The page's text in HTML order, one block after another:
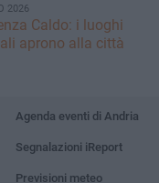
2026
Caldo: i luoghi
aprono alla città
Agenda eventi di Andria
Segnalazioni iReport
Previsioni meteo